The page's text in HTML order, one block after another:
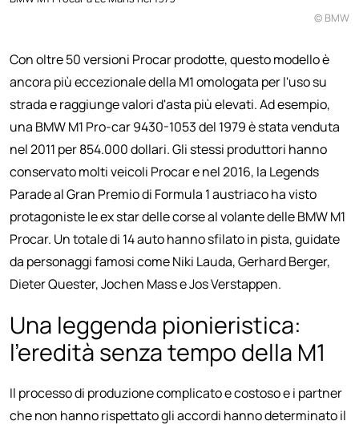
© BMW
Con oltre 50 versioni Procar prodotte, questo modello è
ancora più eccezionale della M1 omologata per l'uso su
strada e raggiunge valori d'asta più elevati. Ad esempio,
una BMW M1 Pro-car 9430-1053 del 1979 è stata venduta
nel 2011 per 854.000 dollari. Gli stessi produttori hanno
conservato molti veicoli Procar e nel 2016, la Legends
Parade al Gran Premio di Formula 1 austriaco ha visto
protagoniste le ex star delle corse al volante delle BMW M1
Procar. Un totale di 14 auto hanno sfilato in pista, guidate
da personaggi famosi come Niki Lauda, Gerhard Berger,
Dieter Quester, Jochen Mass e Jos Verstappen.
Una leggenda pionieristica:
l'eredità senza tempo della M1
Il processo di produzione complicato e costoso e i partner
che non hanno rispettato gli accordi hanno determinato il